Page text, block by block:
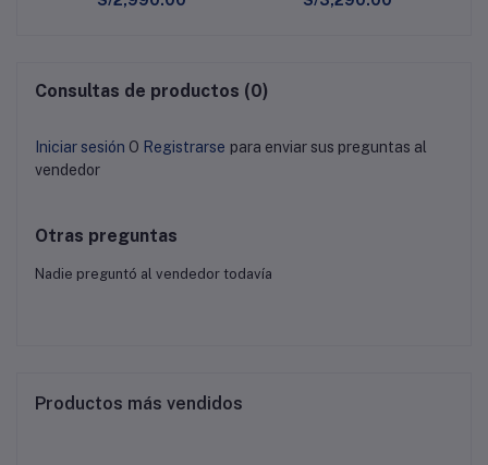
Consultas de productos (0)
Iniciar sesión O Registrarse para enviar sus preguntas al
vendedor
Otras preguntas
Nadie preguntó al vendedor todavía
Productos más vendidos